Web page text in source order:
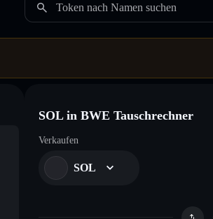
Token nach Namen suchen
SOL in BWE Tauschrechner
Verkaufen
SOL